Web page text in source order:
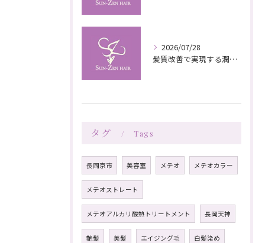
2026/07/28
髪質改善で実現する潤いと栄養のある美髪ケア
タグ Tags
長岡京市 美容室 メテオ メテオカラー
メテオストレート
メテオアルカリ酸熱トリートメント 長岡天神
艶髪 美髪 エイジング毛 白髪染め